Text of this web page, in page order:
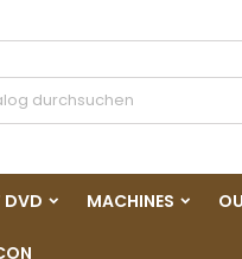
DVD MACHINES
list
erstellen
angemeldet sein, um